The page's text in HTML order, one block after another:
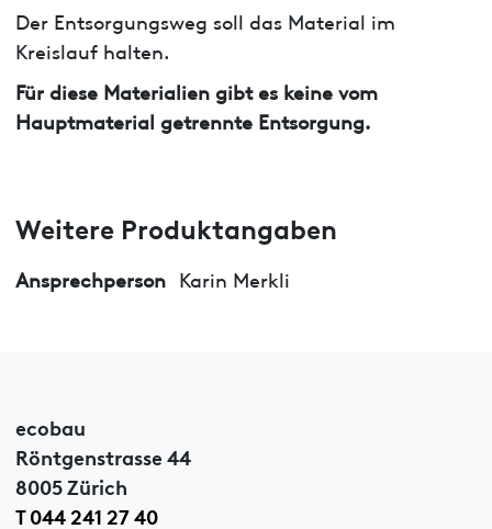
Der Entsorgungsweg soll das Material im
Kreislauf halten.
Für diese Materialien gibt es keine vom
Hauptmaterial getrennte Entsorgung.
Weitere Produktangaben
Ansprechperson Karin Merkli
ecobau
Röntgenstrasse 44
8005 Zürich
T 044 241 27 40